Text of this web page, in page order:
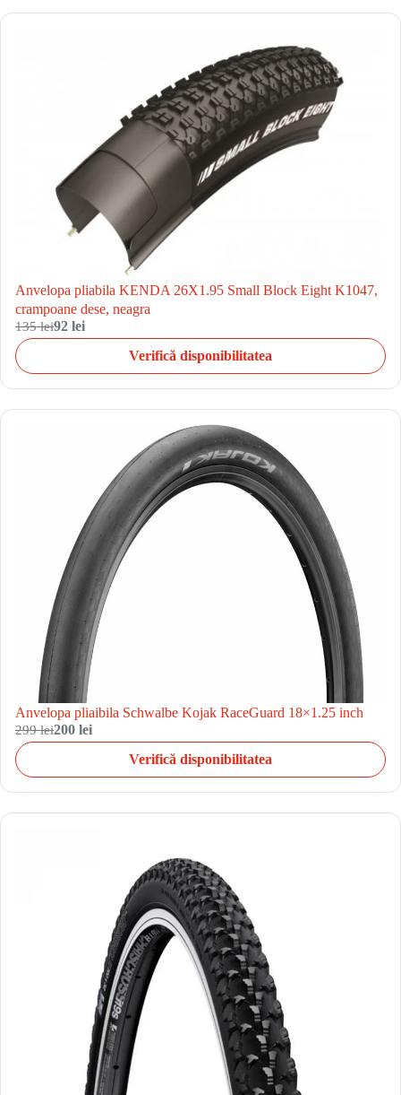
Anvelopa pliabila KENDA 26X1.95 Small Block Eight K1047,
crampoane dese, neagra
135 lei92 lei
Verifică disponibilitatea
Anvelopa pliaibila Schwalbe Kojak RaceGuard 18×1.25 inch
299 lei200 lei
Verifică disponibilitatea